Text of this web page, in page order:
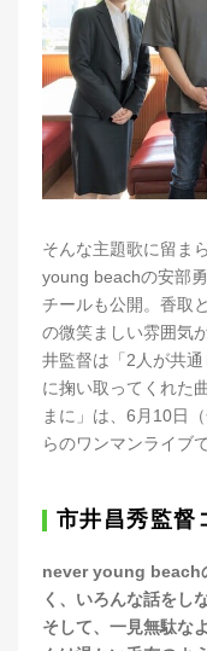
そんな主題歌に留ま
young beachの安部
チールも公開。香取
の微笑ましい雰囲気
井監督は「2人が共
に掬い取ってくれた
まに」は、6月10日
らのワンマンライブ
市井昌秀監督
never young beach
く、いろんな話をし
そして、一見無駄な